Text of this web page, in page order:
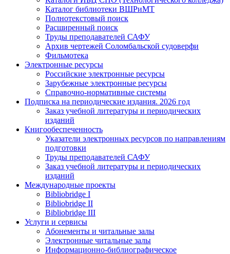
Каталог библиотеки ВШРиМТ
Полнотекстовый поиск
Расширенный поиск
Труды преподавателей САФУ
Архив чертежей Соломбальской судоверфи
Фильмотека
Электронные ресурсы
Российские электронные ресурсы
Зарубежные электронные ресурсы
Справочно-нормативные системы
Подписка на периодические издания. 2026 год
Заказ учебной литературы и периодических
изданий
Книгообеспеченность
Указатели электронных ресурсов по направлениям
подготовки
Труды преподавателей САФУ
Заказ учебной литературы и периодических
изданий
Международные проекты
Bibliobridge I
Bibliobridge II
Bibliobridge III
Услуги и сервисы
Абонементы и читальные залы
Электронные читальные залы
Информационно-библиографическое